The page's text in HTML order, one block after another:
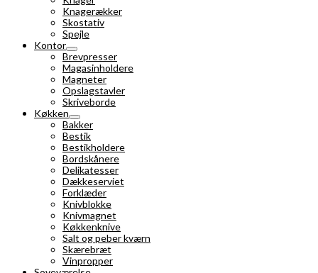
Knagerækker
Skostativ
Spejle
Kontor
Brevpresser
Magasinholdere
Magneter
Opslagstavler
Skriveborde
Køkken
Bakker
Bestik
Bestikholdere
Bordskånere
Delikatesser
Dækkeserviet
Forklæder
Knivblokke
Knivmagnet
Køkkenknive
Salt og peber kværn
Skærebræt
Vinpropper